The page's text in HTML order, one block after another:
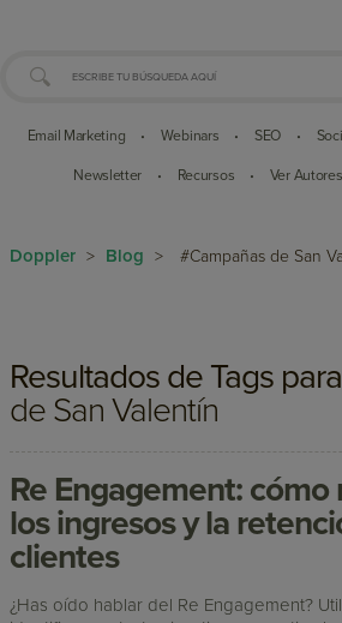
Email Marketing • Webinars • SEO •
Newsletter • Recursos • Ver Autores
Doppler > Blog > #Campañas de San
Resultados de Tags
de San Valentín
Re Engagement: cómo
los ingresos y la
clientes
¿Has oído hablar del Re Engagement?